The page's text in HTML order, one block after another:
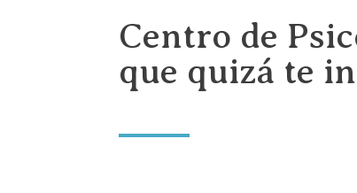
Centro de
que quizá te